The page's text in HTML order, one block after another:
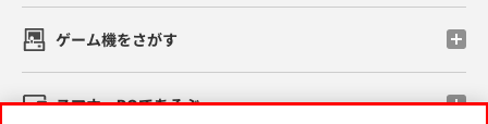
ゲーム機をさがす
スマホ・PCであそぶ